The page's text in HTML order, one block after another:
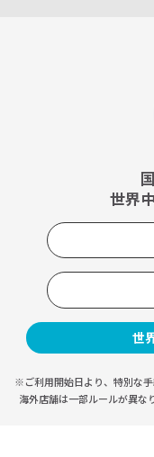
世界
世
※ご利用開始日より、特別な
海外店舗は一部ルールが異な